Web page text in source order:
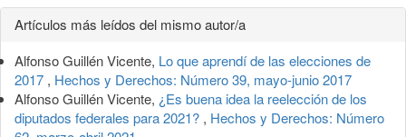
Detalles
del
artículo
Artículos más leídos del mismo autor/a
Alfonso Guillén Vicente, Lo que aprendí de las elecciones de
2017 , Hechos y Derechos: Número 39, mayo-junio 2017
Alfonso Guillén Vicente, ¿Es buena idea la reelección de los
diputados federales para 2021? , Hechos y Derechos: Número